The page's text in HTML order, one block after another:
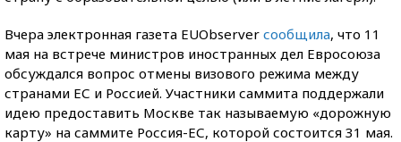
Вчера электронная газета EUObserver сообщила, что 11
мая на встрече министров иностранных дел Евросоюза
обсуждался вопрос отмены визового режима между
странами ЕС и Россией. Участники саммита поддержали
идею предоставить Москве так называемую «дорожную
карту» на саммите Россия-ЕС, которой состоится 31 мая.